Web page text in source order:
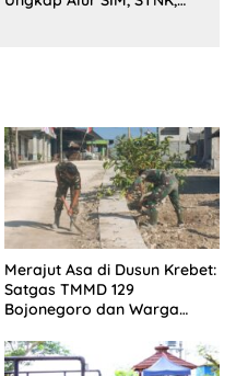
Merajut Asa di Dusun Krebet:
Satgas TMMD 129
Bojonegoro dan Warga